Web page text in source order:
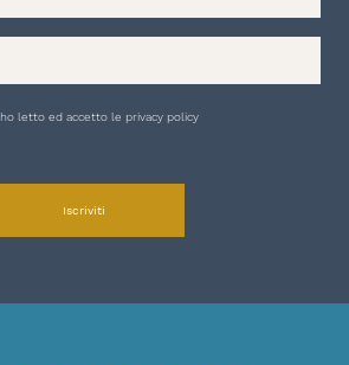
ho letto ed accetto le privacy policy
Iscriviti